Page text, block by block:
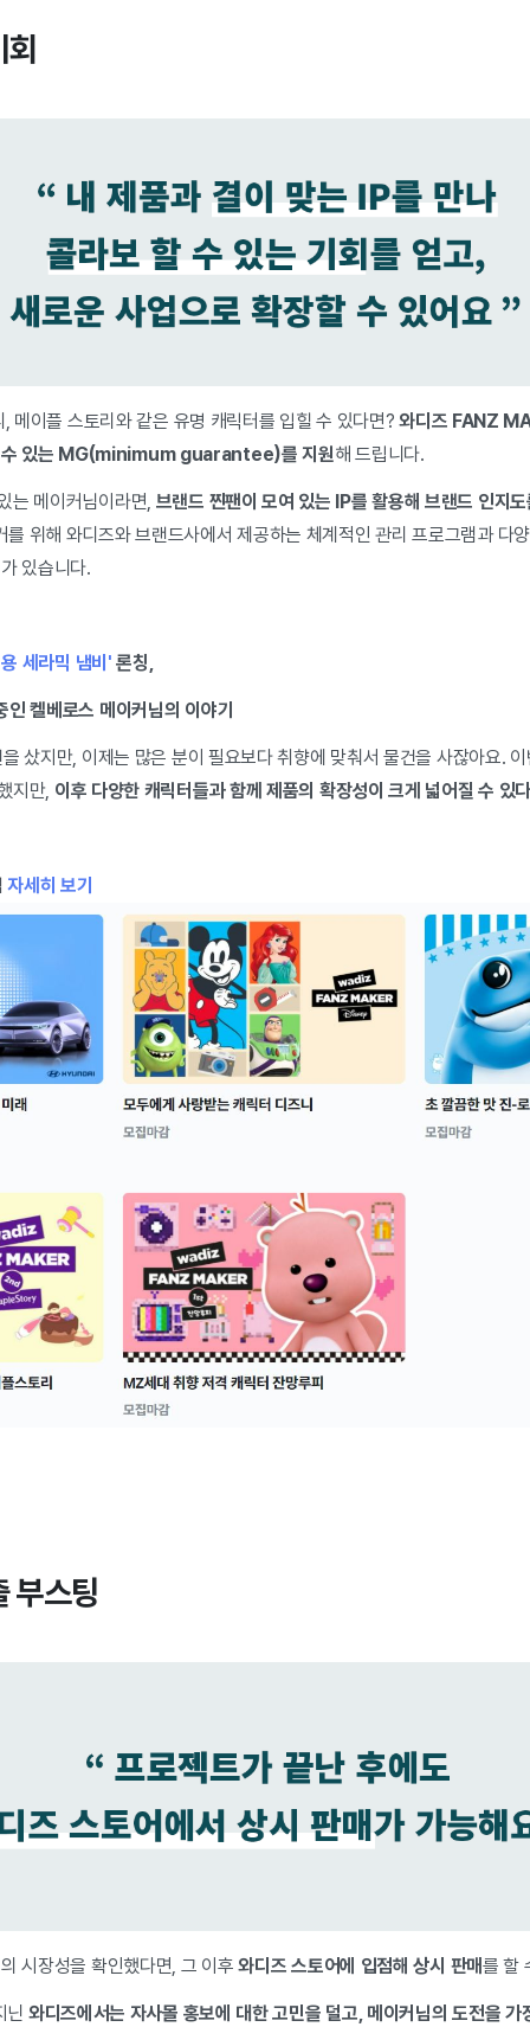
메이플 스토리와 같은 유명 캐릭터를 입힐 수 있다면? 와디즈 FANZ
수 있는 MG(minimum guarantee)를 지원해 드립니다.
는 메이커님이라면, 브랜드 찐팬이 모여 있는 IP를 활용해 브랜드 인지
를 위해 와디즈와 브랜드사에서 제공하는 체계적인 관리 프로그램과 다
있습니다.
세라믹 냄비'론칭,
켈베로스 메이커님의 이야기
샀지만, 이제는 많은 분이 필요보다 취향에 맞춰서 물건을 사잖아요.
지만, 이후 다양한 캐릭터들과 함께 제품의 확장성이 크게 넓어질 수 있
자세히 보기
부스팅
시장성을 확인했다면, 그 이후와디즈 스토어에 입점해 상시 판매를 할
닌 와디즈에서는 자사몰 홍보에 대한 고민을 덜고, 메이커님의 도전을 가